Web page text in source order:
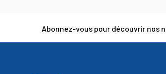
Abonnez-vous pour découvrir nos